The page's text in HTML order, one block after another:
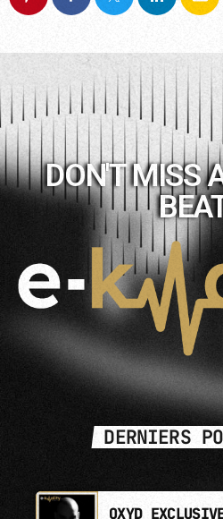
DON'T MISS
DERNIERS
OXYD